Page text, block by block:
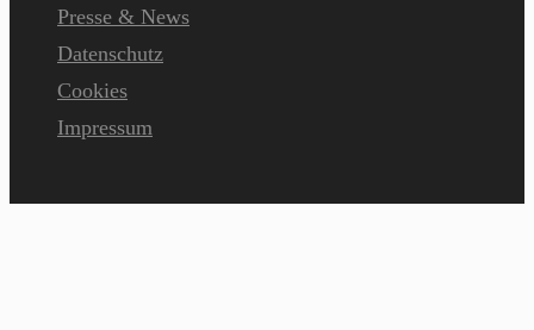
Presse & News
Datenschutz
Cookies
Impressum